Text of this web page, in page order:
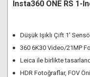
Insta360 ONE RS 1-
Düşük Işıklı Çift 1'
360 6K30 Video/21MP
Leica ile birlikte
HDR Fotoğraflar, FOV